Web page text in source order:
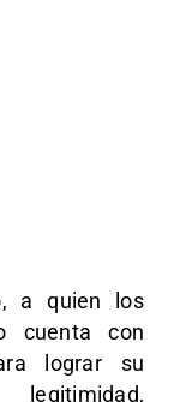
a quien los
cuenta con
lograr su